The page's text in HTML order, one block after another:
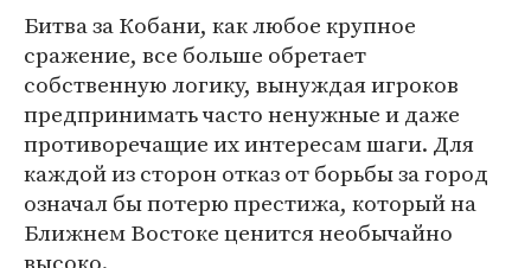
Битва за Кобани, как любое крупное
сражение, все больше обретает
собственную логику, вынуждая игроков
предпринимать часто ненужные и даже
противоречащие их интересам шаги. Для
каждой из сторон отказ от борьбы за город
означал бы потерю престижа, который на
Ближнем Востоке ценится необычайно